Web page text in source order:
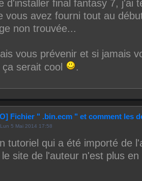
d'installer final fantasy 7, j'ai
vous avez fourni tout au
non trouvée...
vous prévenir et si jamais
ça serait cool
.
Fichier " .bin.ecm " et comment les
5 Mai 2014 17:58
tutoriel qui a été importé de
site de l'auteur n'est plus en